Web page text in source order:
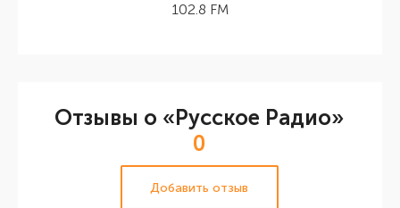
102.8 FM
Отзывы о «Русское Радио»
0
Добавить отзыв